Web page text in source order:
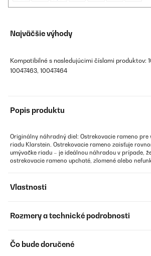
Najväčšie výhody
Kompatibilné s nasledujúcimi číslami produktov:
10047463, 10047464
Popis produktu
Originálny náhradný diel: Ostrekovacie rameno pre
riadu Klarstein. Ostrekovacie rameno zaisťuje
umývačke riadu – je ideálnou náhradou v prípade,
ostrekovacie rameno upchaté, zlomené alebo
Vlastnosti
Rozmery a technické podrobnosti
Čo bude doručené